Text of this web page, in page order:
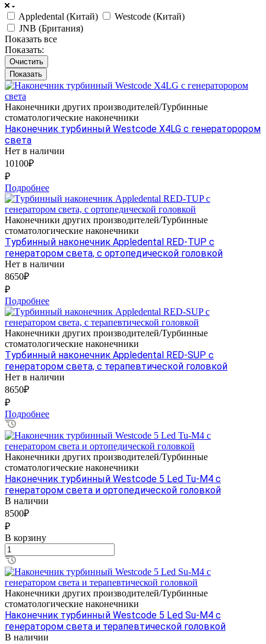
Appledental (Китай)
Westcode (Китай)
JNB (Британия)
Показать все
Показать:
Очистить
Наконечники других производителей/Турбинные
стоматологические наконечники
Наконечник турбинный Westcode X4LG с генераторором
света
Нет в наличии
10100₽
₽
Подробнее
Наконечники других производителей/Турбинные
стоматологические наконечники
Tурбинный наконечник Appledental RED-TUP с
генератором света, с ортопедической головкой
Нет в наличии
8650₽
₽
Подробнее
Наконечники других производителей/Турбинные
стоматологические наконечники
Tурбинный наконечник Appledental RED-SUP с
генератором света, с терапевтической головкой
Нет в наличии
8650₽
₽
Подробнее
Наконечники других производителей/Турбинные
стоматологические наконечники
Наконечник турбинный Westcode 5 Led Tu-M4 с
генератором света и ортопедической головкой
В наличии
8500₽
₽
В корзину
Наконечники других производителей/Турбинные
стоматологические наконечники
Наконечник турбинный Westcode 5 Led Su-M4 с
генератором света и терапевтической головкой
В наличии